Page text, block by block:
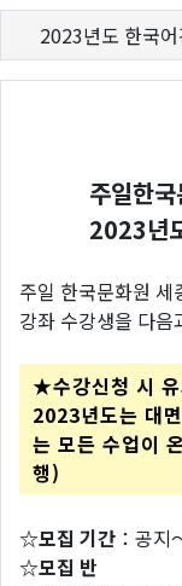
2023년도 한국
주일한
2023년
주일 한국문화원
강좌 수강생을 다
★수강신청 시
2023년도는 대
는 모든 수업이
행)
☆모집 기간 ：공
☆모집 반